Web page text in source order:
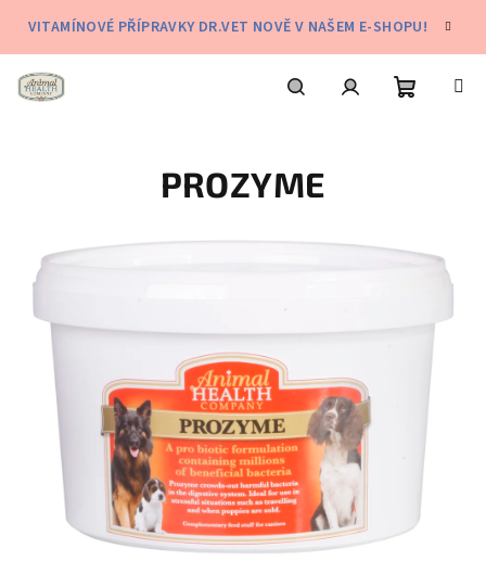
obsah
VITAMÍNOVÉ PŘÍPRAVKY DR.VET NOVĚ V NAŠEM E-SHOPU!
PROZYME